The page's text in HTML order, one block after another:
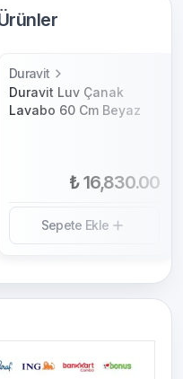
Duravit
Duravit Luv Çanak
Lavabo 60 Cm Beyaz
₺ 16,830.00
Sepete Ekle